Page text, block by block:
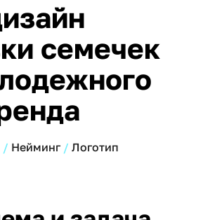
семечек
Нейминг Логотип